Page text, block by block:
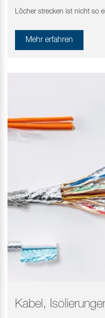
Löcher strecken ist nicht so
Mehr erfahren
Kabel,